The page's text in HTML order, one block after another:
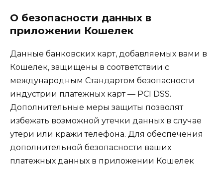
О безопасности данных в
приложении Кошелек
Данные банковских карт, добавляемых вами в
Кошелек, защищены в соответствии с
международным Стандартом безопасности
индустрии платежных карт — PCI DSS.
Дополнительные меры защиты позволят
избежать возможной утечки данных в случае
утери или кражи телефона. Для обеспечения
дополнительной безопасности ваших
платежных данных в приложении Кошелек